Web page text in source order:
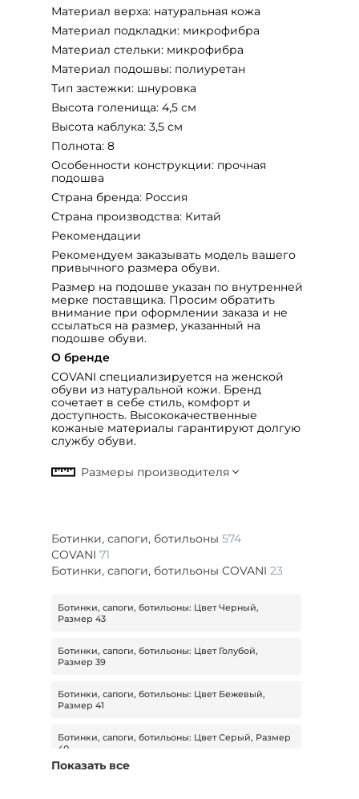
Материал верха: натуральная кожа
Материал подкладки: микрофибра
Материал стельки: микрофибра
Материал подошвы: полиуретан
Тип застежки: шнуровка
Высота голенища: 4,5 см
Высота каблука: 3,5 см
Полнота: 8
Особенности конструкции: прочная
подошва
Страна бренда: Россия
Страна производства: Китай
Рекомендации
Рекомендуем заказывать модель вашего
привычного размера обуви.
Размер на подошве указан по внутренней
мерке поставщика. Просим обратить
внимание при оформлении заказа и не
ссылаться на размер, указанный на
подошве обуви.
О бренде
COVANI специализируется на женской
обуви из натуральной кожи. Бренд
сочетает в себе стиль, комфорт и
доступность. Высококачественные
кожаные материалы гарантируют долгую
службу обуви.
Ботинки, сапоги, ботильоны 574
COVANI 71
Ботинки, сапоги, ботильоны COVANI 23
Ботинки, сапоги, ботильоны: Цвет Черный,
Размер 43
Ботинки, сапоги, ботильоны: Цвет Голубой,
Размер 39
Ботинки, сапоги, ботильоны: Цвет Бежевый,
Размер 41
Ботинки, сапоги, ботильоны: Цвет Серый, Размер
40
Показать все